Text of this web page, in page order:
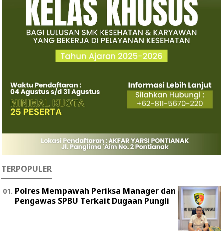
TERPOPULER
Polres Mempawah Periksa Manager dan
Pengawas SPBU Terkait Dugaan Pungli